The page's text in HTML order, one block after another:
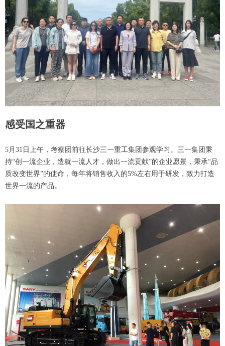
感受国之重器
5月31日上午，考察团前往长沙三一重工集团参观学习。三一集团秉
持“创一流企业，造就一流人才，做出一流贡献”的企业愿景，秉承“品
质改变世界”的使命，每年将销售收入的5%左右用于研发，致力打造
世界一流的产品。